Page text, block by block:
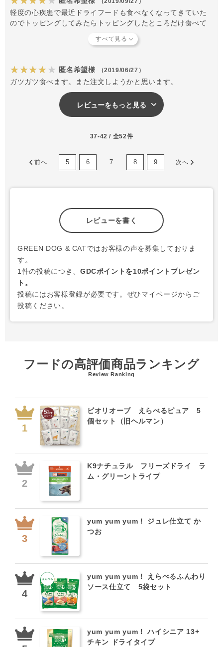
軽度の心疾患で最近ドライフードも食べなくなってきていた
のでトッピングしてみたらトッピングしたところだけ食べて
★★★★★ 匿名希望様 （2019/06/27）
ガツガツ食べます。また注文しようかと思います。
レビューをもっと見る
37-42 / 全52件
前へ 5 6 7 8 9 次へ
レビューを書く
GREEN DOG & CATではお客様の声を募集しておりま
す。
1件の投稿につき、 GDCポイントを10ポイントプレゼン
ト。
投稿にはお客様登録が必要です。ぜひマイページからご
投稿ください。
フードの高評価商品ランキング
Review Ranking
ビオリオーブ えらべるピュア 5
個セット（旧ヘルマン）
K9ナチュラル フリーズドライ ラ
ム・グリーントライプ
yum yum yum！ ジュレ仕立て か
つお
yum yum yum！ えらべるふんわり
ソース仕立て 5袋セット
yum yum yum！ ハイシニア 13+
チキン ドライタイプ